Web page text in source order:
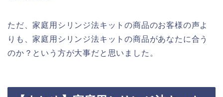
ただ、家庭用シリンジ法キットの商品のお客様の声よ
りも、家庭用シリンジ法キットの商品があなたに合う
のか？という方が大事だと思いました。